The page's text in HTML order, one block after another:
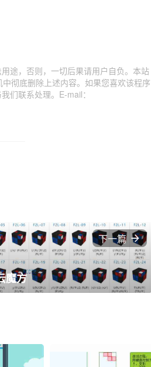
途，否则，一切后果请用户自负。本站
彻底删除上述内容。如果您喜欢该程序
们联系处理。E-mail：
下一篇
魔方